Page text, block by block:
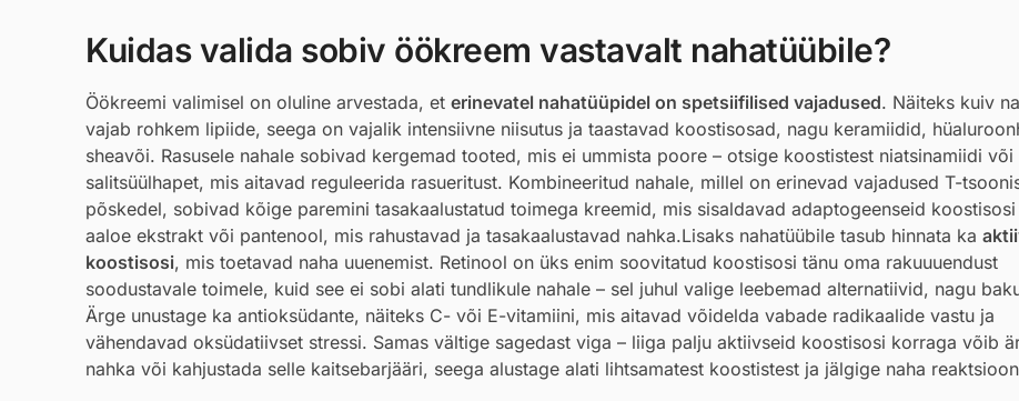
Kuidas valida sobiv öökreem vastavalt nahatüübile?
Öökreemi valimisel on oluline arvestada, et erinevatel nahatüüpidel on spetsiifilised vajadused. Näiteks kuiv
vajab rohkem lipiide, seega on vajalik intensiivne niisutus ja taastavad koostisosad, nagu keramiidid,
sheavõi. Rasusele nahale sobivad kergemad tooted, mis ei ummista poore – otsige koostistest niatsinamiidi või
salitsüülhapet, mis aitavad reguleerida rasueritust. Kombineeritud nahale, millel on erinevad vajadused T-
põskedel, sobivad kõige paremini tasakaalustatud toimega kreemid, mis sisaldavad adaptogeenseid
aaloe ekstrakt või pantenool, mis rahustavad ja tasakaalustavad nahka.Lisaks nahatüübile tasub hinnata ka
koostisosi, mis toetavad naha uuenemist. Retinool on üks enim soovitatud koostisosi tänu oma rakuuuendust
soodustavale toimele, kuid see ei sobi alati tundlikule nahale – sel juhul valige leebemad alternatiivid, nagu
Ärge unustage ka antioksüdante, näiteks C- või E-vitamiini, mis aitavad võidelda vabade radikaalide vastu ja
vähendavad oksüdatiivset stressi. Samas vältige sagedast viga – liiga palju aktiivseid koostisosi korraga võib
nahka või kahjustada selle kaitsebarjääri, seega alustage alati lihtsamatest koostistest ja jälgige naha